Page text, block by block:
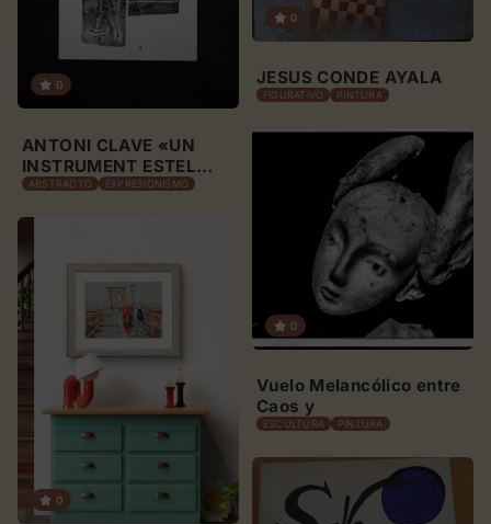
0
ANTONI CLAVE «UN
INSTRUMENT ESTEL
BLANC,ESTELS AND
ABSTRACTO EXPRESIONISMO
0
0
JESUS CONDE AYALA
FIGURATIVO PINTURA
0
Vuelo Melancólico entre
Caos y
ESCULTURA PINTURA